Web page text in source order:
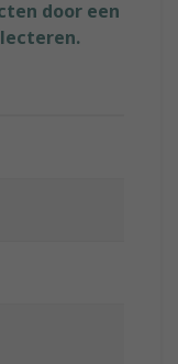
door een